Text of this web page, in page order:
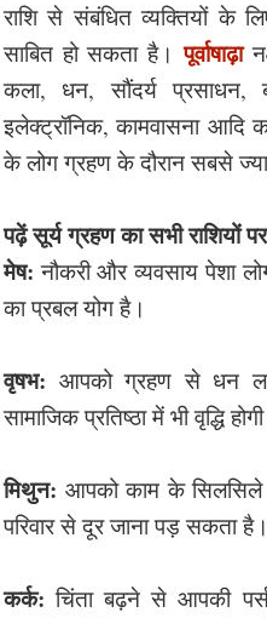
राशि से संबंधित व्यक्तियों के
साबित हो सकता है।पूर्वाषाढ़ा
कला, धन, सौंदर्य प्रसाधन,
इलेक्ट्रॉनिक, कामवासना आदि
के लोग ग्रहण के दौरान सबसे
पढ़ें सूर्य ग्रहण का सभी राशियों
मेष: नौकरी और व्यवसाय पेशा
का प्रबल योग है।
वृषभ: आपको ग्रहण से धन
सामाजिक प्रतिष्ठा में भी वृद्धि
मिथुन: आपको काम के
परिवार से दूर जाना पड़ सकता है।
कर्क: चिंता बढ़ने से आपकी